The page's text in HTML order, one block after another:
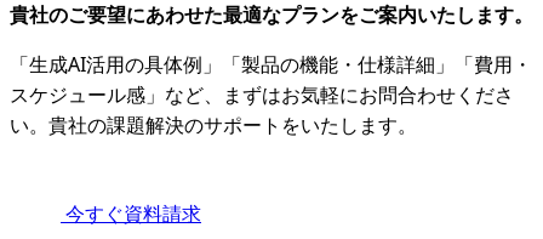
貴社のご要望にあわせた最適なプランをご案内いたします。
「生成AI活用の具体例」「製品の機能・仕様詳細」「費用・
スケジュール感」など、まずはお気軽にお問合わせくださ
い。貴社の課題解決のサポートをいたします。
今すぐ資料請求